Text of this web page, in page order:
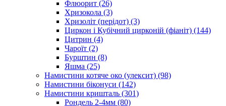
Флюорит (26)
Хризокола (3)
Хризоліт (перідот) (3)
Циркон і Кубічний цирконій (фіаніт) (144)
Цитрин (4)
Чароїт (2)
Бурштин (8)
Яшма (25)
Намистини котяче око (улексит) (98)
Намистини біконуси (142)
Намистини кришталь (301)
Рондель 2-4мм (80)